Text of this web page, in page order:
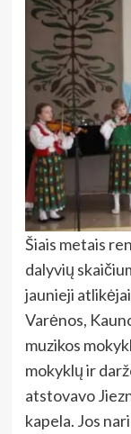
Šiais metais
dalyvių
jaunieji
Varėnos,
muzikos
mokyklų ir
atstovavo
kapela. Jos